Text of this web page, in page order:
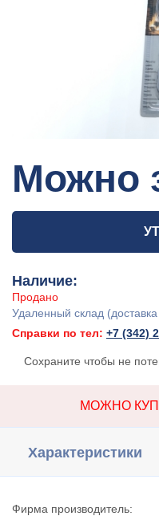
Можно
Наличие:
Продано
Удаленный склад
Справки по тел: +7 (342)
Сохраните чтобы не
МОЖНО
Характеристики
Фирма производитель: